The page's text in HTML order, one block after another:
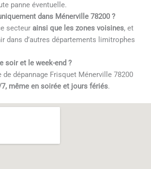
panne éventuelle.
dans Ménerville 78200 ?
secteur ainsi que les zones voisines, et
dans d’autres départements limitrophes
soir et le week-end ?
de dépannage Frisquet Ménerville 78200
même en soirée et jours fériés.